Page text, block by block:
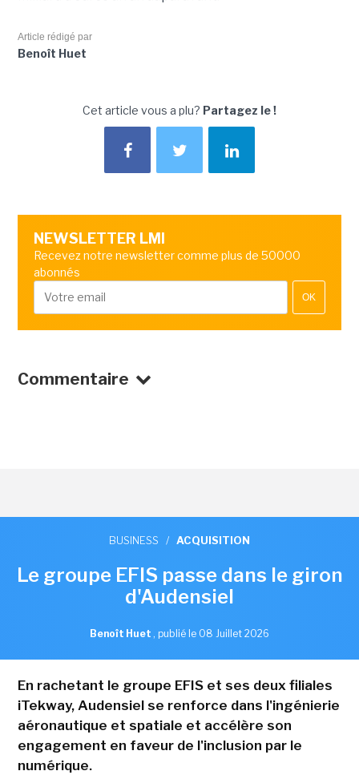
Article rédigé par
Benoît Huet
Cet article vous a plu? Partagez le !
NEWSLETTER LMI
Recevez notre newsletter comme plus de 50000
abonnés
OK
Commentaire
BUSINESS / ACQUISITION
Le groupe EFIS passe dans le giron
d'Audensiel
Benoît Huet , publié le 08 Juillet 2026
En rachetant le groupe EFIS et ses deux filiales
iTekway, Audensiel se renforce dans l'ingénierie
aéronautique et spatiale et accélère son
engagement en faveur de l'inclusion par le
numérique.